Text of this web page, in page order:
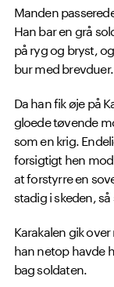
Manden
Han bar en grå
på ryg og bryst,
bur med brevduer.
Da han fik øje på
gloede tøvende
som en krig.
forsigtigt hen
at forstyrre en
stadig i skeden,
Karakalen gik
han netop havde
bag soldaten.